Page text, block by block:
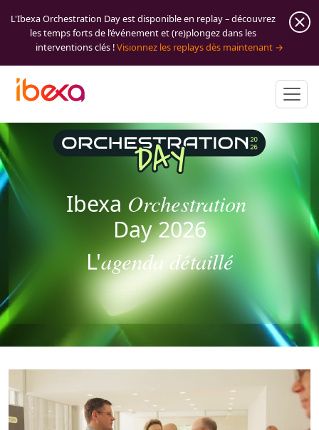
L'Ibexa Orchestration Day est disponible en replay – découvrez
les temps forts de l’événement et (re)plongez dans les
interventions clés !Visionnez les replays dès maintenant
Ibexa Orchestration
Day 2026
L'agenda détaillé